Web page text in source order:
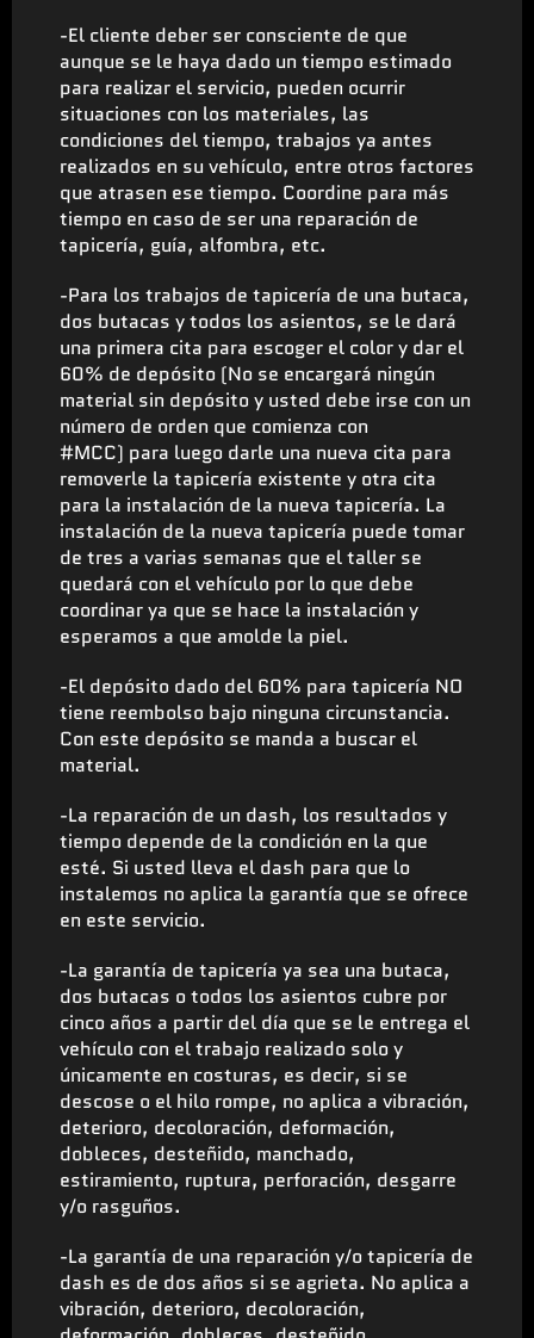
-El cliente deber ser consciente de que
aunque se le haya dado un tiempo estimado
para realizar el servicio, pueden ocurrir
situaciones con los materiales, las
condiciones del tiempo, trabajos ya antes
realizados en su vehículo, entre otros factores
que atrasen ese tiempo. Coordine para más
tiempo en caso de ser una reparación de
tapicería, guía, alfombra, etc.
-Para los trabajos de tapicería de una butaca,
dos butacas y todos los asientos, se le dará
una primera cita para escoger el color y dar el
60% de depósito (No se encargará ningún
material sin depósito y usted debe irse con un
número de orden que comienza con
#MCC) para luego darle una nueva cita para
removerle la tapicería existente y otra cita
para la instalación de la nueva tapicería. La
instalación de la nueva tapicería puede tomar
de tres a varias semanas que el taller se
quedará con el vehículo por lo que debe
coordinar ya que se hace la instalación y
esperamos a que amolde la piel.
-El depósito dado del 60% para tapicería NO
tiene reembolso bajo ninguna circunstancia.
Con este depósito se manda a buscar el
material.
-La reparación de un dash, los resultados y
tiempo depende de la condición en la que
esté. Si usted lleva el dash para que lo
instalemos no aplica la garantía que se ofrece
en este servicio.
-La garantía de tapicería ya sea una butaca,
dos butacas o todos los asientos cubre por
cinco años a partir del día que se le entrega el
vehículo con el trabajo realizado solo y
únicamente en costuras, es decir, si se
descose o el hilo rompe, no aplica a vibración,
deterioro, decoloración, deformación,
dobleces, desteñido, manchado,
estiramiento, ruptura, perforación, desgarre
y/o rasguños.
-La garantía de una reparación y/o tapicería de
dash es de dos años si se agrieta. No aplica a
vibración, deterioro, decoloración,